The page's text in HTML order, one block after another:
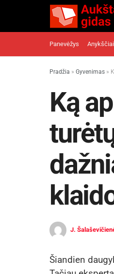
Panevėžys Anykščiai
Pradžia » Gyvenimas »
Ką
J.
Šiandien